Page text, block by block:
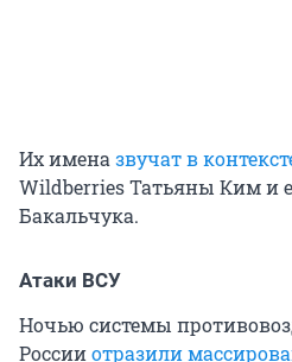
Их имена звучат в
Wildberries Татьяны Ким и
Бакальчука.
Атаки ВСУ
Ночью системы
Россииотразили